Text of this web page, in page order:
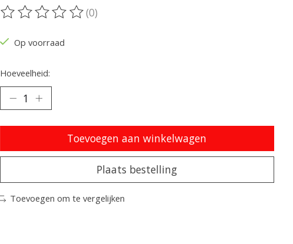
De beoordeling van dit product is
(0)
Op voorraad
Hoeveelheid:
Toevoegen aan winkelwagen
Plaats bestelling
Toevoegen om te vergelijken